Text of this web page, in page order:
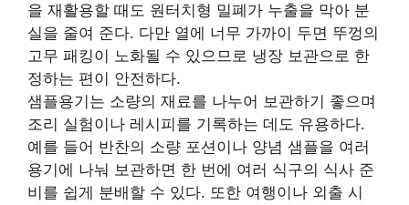
을 재활용할 때도 원터치형 밀폐가 누출을 막아 분
실을 줄여 준다. 다만 열에 너무 가까이 두면 뚜껑의
고무 패킹이 노화될 수 있으므로 냉장 보관으로 한
정하는 편이 안전하다.
샘플용기는 소량의 재료를 나누어 보관하기 좋으며
조리 실험이나 레시피를 기록하는 데도 유용하다.
예를 들어 반찬의 소량 포션이나 양념 샘플을 여러
용기에 나눠 보관하면 한 번에 여러 식구의 식사 준
비를 쉽게 분배할 수 있다. 또한 여행이나 외출 시